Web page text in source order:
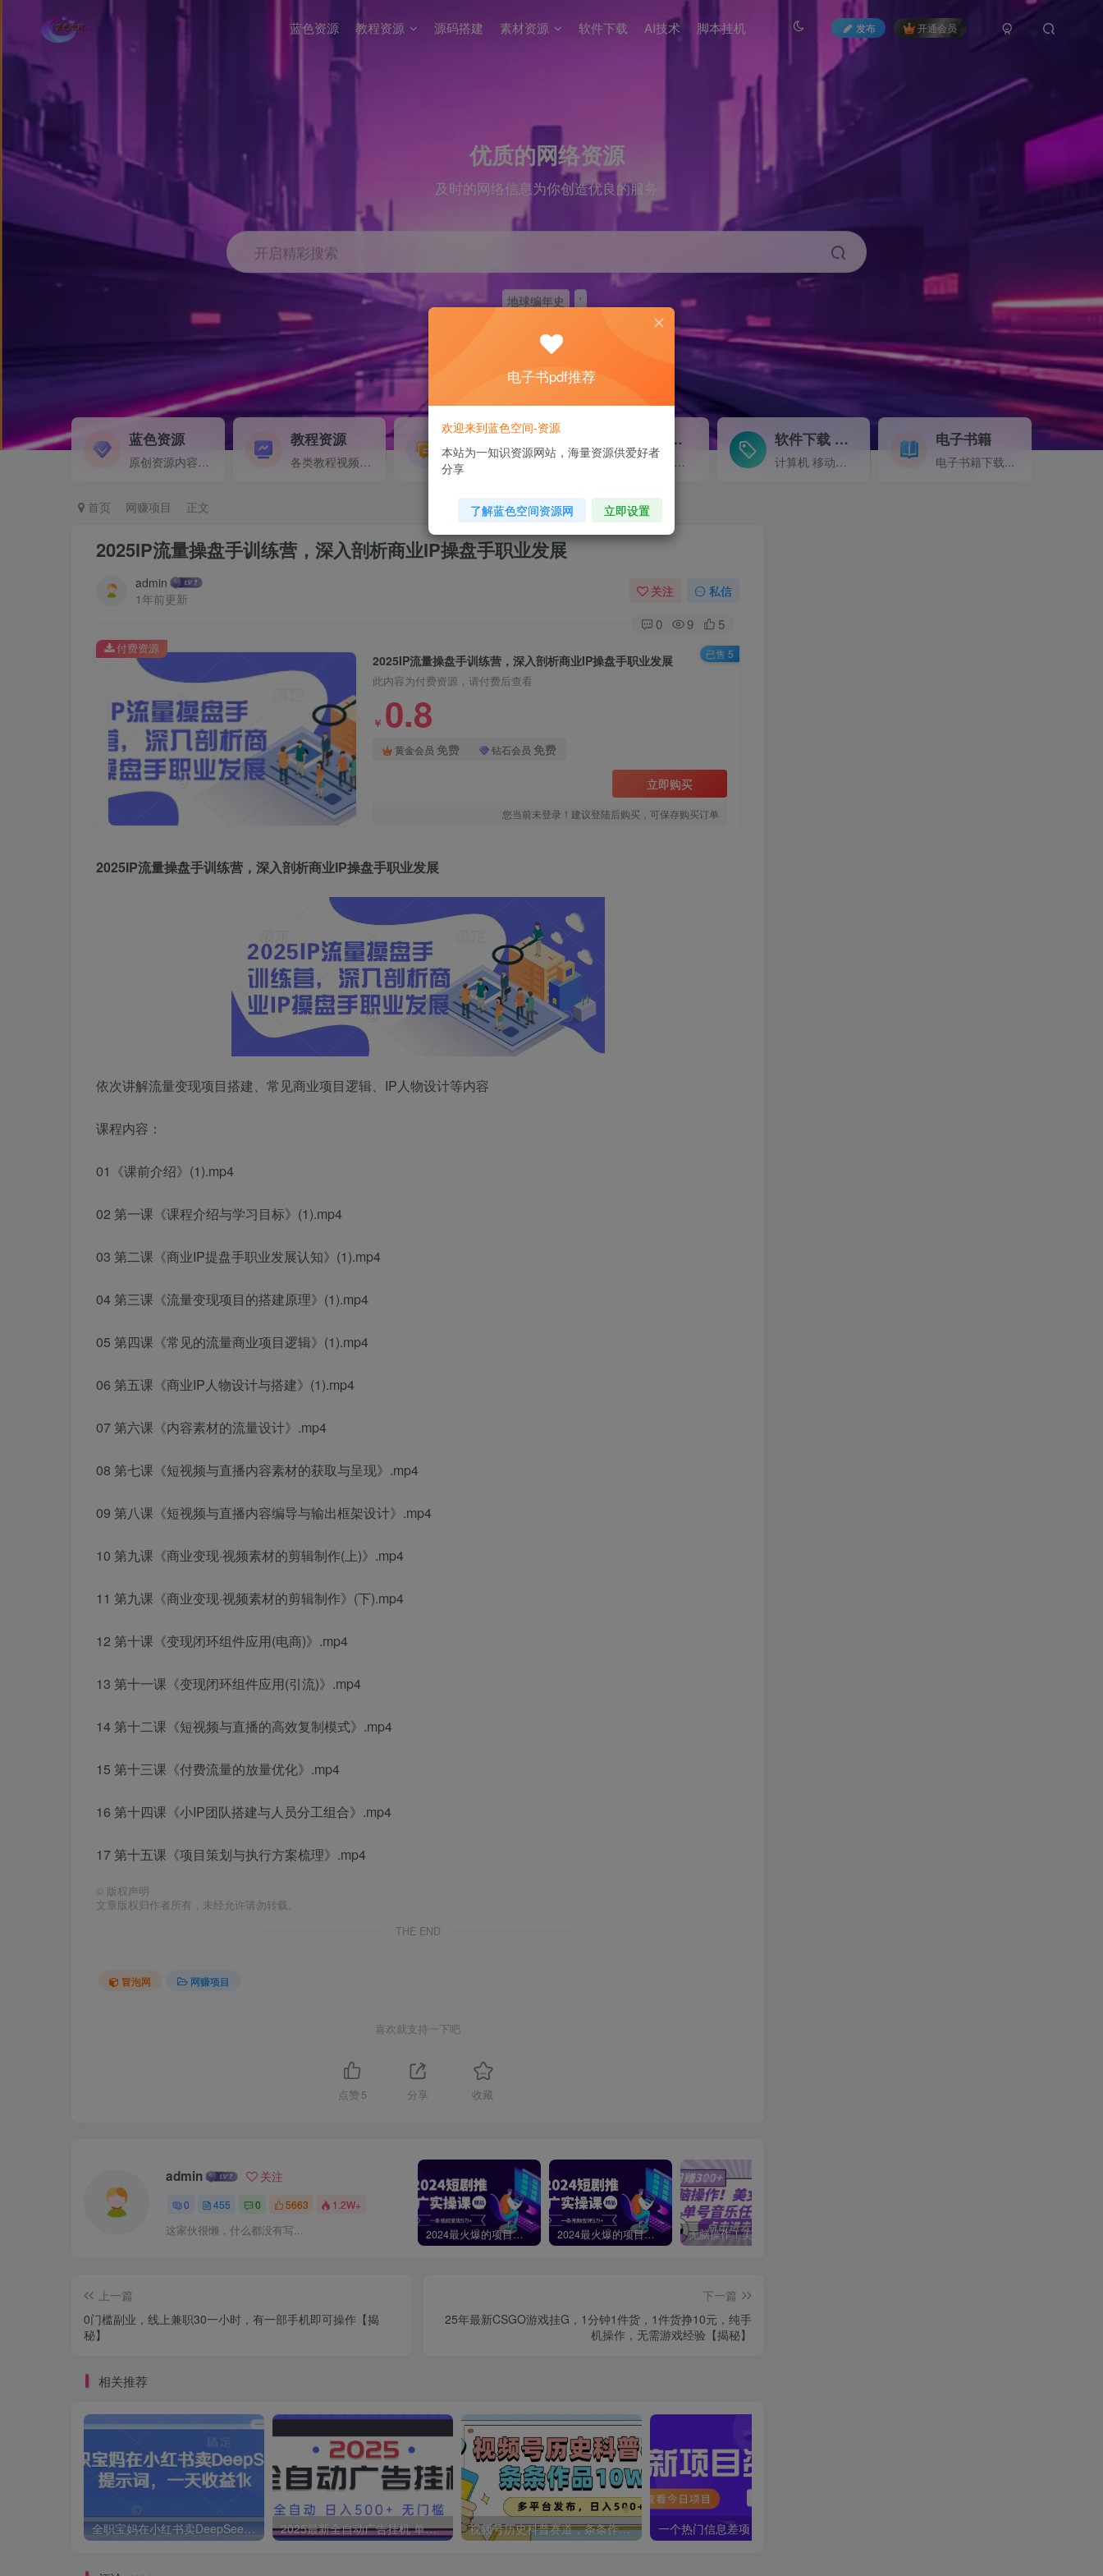
发布 开通会员
蓝色资源 教程资源 源码搭建 素材资源 软件下载 AI技术 脚本挂机
优质的网络资源
及时的网络信息为你创造优良的服务
开启精彩搜索
地球编年史 '
蓝色资源
原创资源内容精选...
教程资源
各类教程视频音频等资源...
源码搭建
各类源码搭建...
素材资源NEW
海量素材,资源分享...
软件下载GO
计算机 移动设备 软件下载....
电子书籍
电子书籍下载...
首页 网赚项目 正文
2025IP流量操盘手训练营，深入剖析商业IP操盘手职业发展
admin
1年前更新
关注 私信
0 9 5
2025IP流量操盘手训练营，深入剖析商业IP操盘手职业发展
此内容为付费资源，请付费后查看
￥ 0.8
黄金会员 免费 钻石会员 免费
立即购买
您当前未登录！建议登陆后购买，可保存购买订单
付费资源 已售 5
2025IP流量操盘手训练营，深入剖析商业IP操盘手职业发展
依次讲解流量变现项目搭建、常见商业项目逻辑、IP人物设计等内容
课程内容：
01《课前介绍》(1).mp4
02 第一课《课程介绍与学习目标》(1).mp4
03 第二课《商业IP提盘手职业发展认知》(1).mp4
04 第三课《流量变现项目的搭建原理》(1).mp4
05 第四课《常见的流量商业项目逻辑》(1).mp4
06 第五课《商业IP人物设计与搭建》(1).mp4
07 第六课《内容素材的流量设计》.mp4
08 第七课《短视频与直播内容素材的获取与呈现》.mp4
09 第八课《短视频与直播内容编导与输出框架设计》.mp4
10 第九课《商业变现·视频素材的剪辑制作(上)》.mp4
11 第九课《商业变现·视频素材的剪辑制作》(下).mp4
12 第十课《变现闭环组件应用(电商)》.mp4
13 第十一课《变现闭环组件应用(引流)》.mp4
14 第十二课《短视频与直播的高效复制模式》.mp4
15 第十三课《付费流量的放量优化》.mp4
16 第十四课《小IP团队搭建与人员分工组合》.mp4
17 第十五课《项目策划与执行方案梳理》.mp4
© 版权声明
文章版权归作者所有，未经允许请勿转载。
THE END
冒泡网 网赚项目
喜欢就支持一下吧
点赞 5 分享 收藏
admin 关注
0 455 0 5663 1.2W+
这家伙很懒，什么都没有写... 2024最火爆的项目短剧推广实操课，一条视频变现5万+【附软件工具】 2024最火爆的项目短剧推广实操课 一条视频变现5万+(附软件工具
上一篇
0门槛副业，线上兼职30一小时，有一部手机即可操作【揭
秘】
下一篇
25年最新CSGO游戏挂G，1分钟1件货，1件货挣10元，纯手
机操作，无需游戏经验【揭秘】
相关推荐
全职宝妈在小红书卖DeepSeek提示词，一天收益1k 2025最新全自动广告挂机 单机500+实操分享 小白可无脑操作 视频号历史科普赛道，条条作品10W+，多平台发布，助你变现收益翻倍
电子书pdf推荐
欢迎来到蓝色空间-资源
本站为一知识资源网站，海量资源供爱好者
分享
了解蓝色空间资源网 立即设置